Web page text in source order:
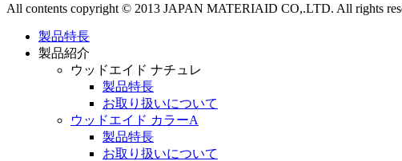
All contents copyright © 2013 JAPAN MATERIAID CO,.LTD. All rights
製品特長
製品紹介
ウッドエイド ナチュレ
製品特長
お取り扱いについて
ウッドエイド カラーA
製品特長
お取り扱いについて